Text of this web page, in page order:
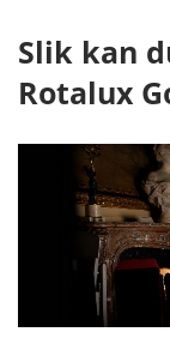
Slik kan
Rotalux